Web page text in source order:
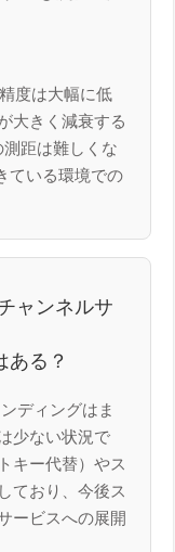
度は大幅に低
大きく減衰する
距は難しくな
ている環境での
ャンネルサ
ある？
ディングはま
少ない状況で
キー代替）やス
ており、今後ス
ービスへの展開